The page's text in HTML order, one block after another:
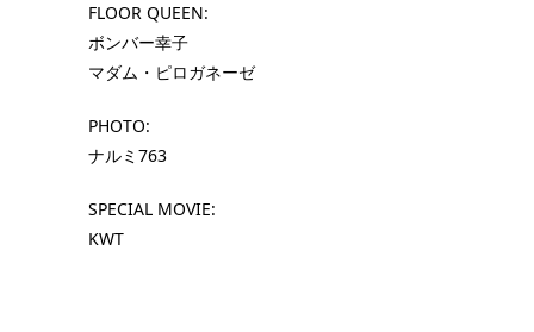
FLOOR QUEEN:
ボンバー幸子
マダム・ピロガネーゼ
PHOTO:
ナルミ763
SPECIAL MOVIE:
KWT